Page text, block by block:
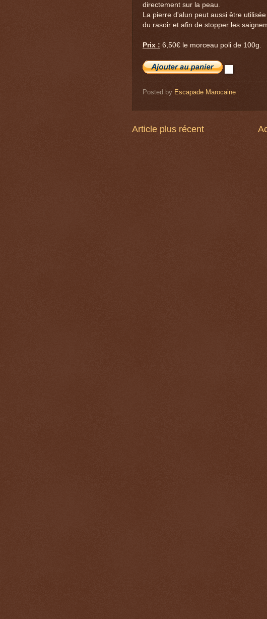
directement sur la peau.
La pierre d'alun peut aussi être
du rasoir et afin de stopper les
Prix : 6,50€ le morceau poli de 100g.
Posted by Escapade Marocaine
Article plus récent